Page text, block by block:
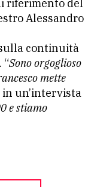
riferimento del
Alessandro
continuità
“Sono orgoglioso
mette
in un’intervista
e stiamo